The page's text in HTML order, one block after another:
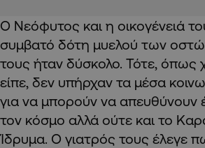
Ο Νεόφυτος και η οικογένειά
συμβατό δότη μυελού των
τους ήταν δύσκολο. Τότε, όπως
είπε, δεν υπήρχαν τα μέσα
για να μπορούν να απευθύνουν
τον κόσμο αλλά ούτε και το
Ίδρυμα. Ο γιατρός τους έλεγε